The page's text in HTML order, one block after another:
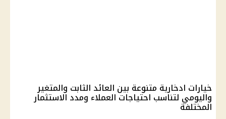
خيارات ادخارية متنوعة بين العائد الثابت والمتغير
واليومي لتناسب احتياجات العملاء ومدد الاستثمار
المختلفة